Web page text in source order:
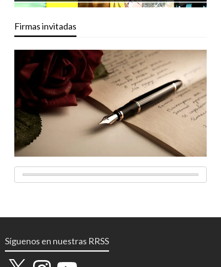
Firmas invitadas
Síguenos en nuestras RRSS
X InstagramYouTube